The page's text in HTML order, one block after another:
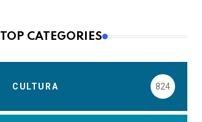
TOP CATEGORIES
CULTURA 824